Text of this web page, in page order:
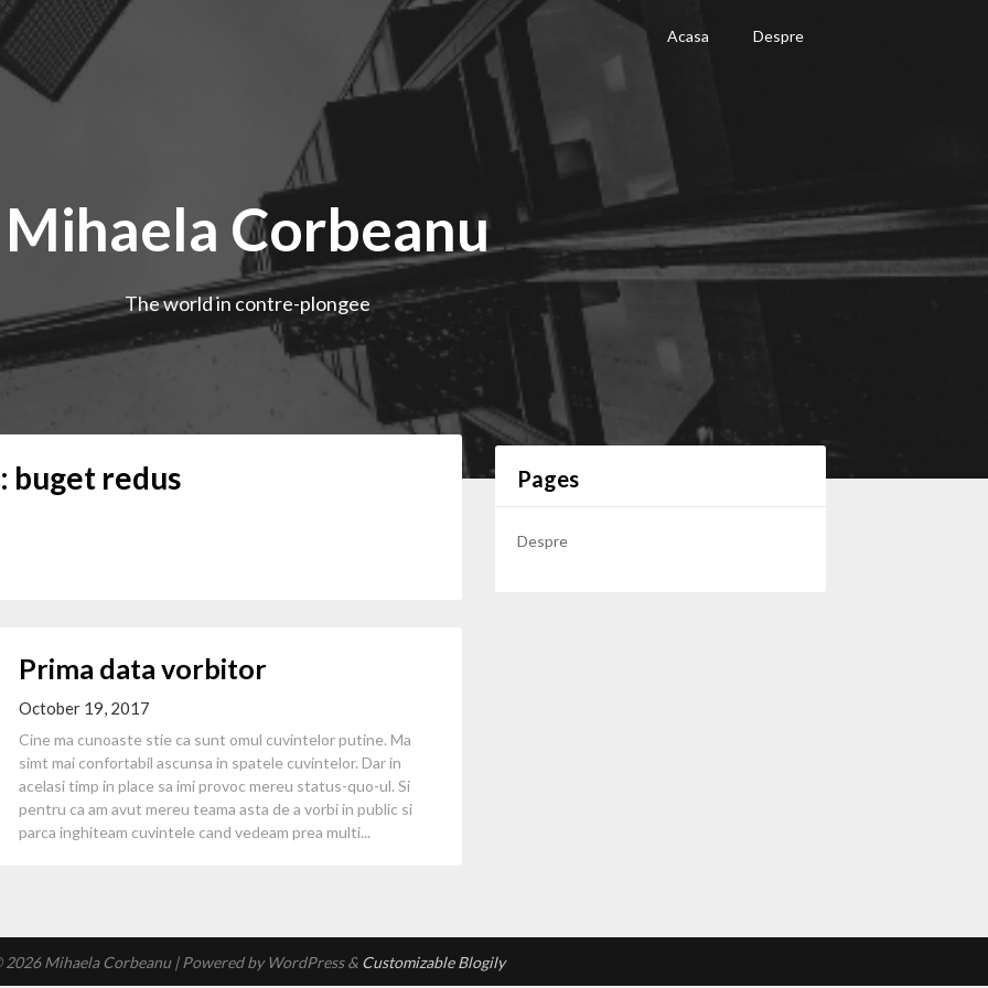
Acasa Despre
Mihaela Corbeanu
The world in contre-plongee
buget redus
Prima data vorbitor
October 19, 2017
Cine ma cunoaste stie ca sunt omul cuvintelor putine. Ma
simt mai confortabil ascunsa in spatele cuvintelor. Dar in
acelasi timp in place sa imi provoc mereu status-quo-ul. Si
pentru ca am avut mereu teama asta de a vorbi in public si
parca inghiteam cuvintele cand vedeam prea multi...
Pages
Despre
Mihaela Corbeanu | Powered by WordPress & Customizable Blogily